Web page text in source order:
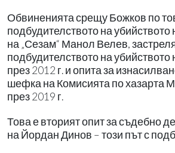
Обвиненията срещу Божков по
подбудителството на убийството
на „Сезам“ Манол Велев,
подбудителството на
през 2012 г. и опита за
шефка на Комисията по хазарта
през 2019 г.
Това е вторият опит за съдебно
на Йордан Динов – този път с